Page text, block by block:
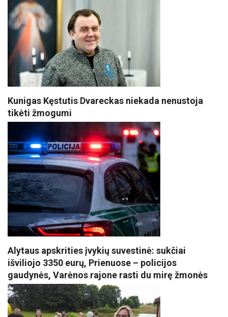
Kunigas Kęstutis Dvareckas niekada nenustoja
tikėti žmogumi
Alytaus apskrities įvykių suvestinė: sukčiai
išviliojo 3350 eurų, Prienuose – policijos
gaudynės, Varėnos rajone rasti du mirę žmonės